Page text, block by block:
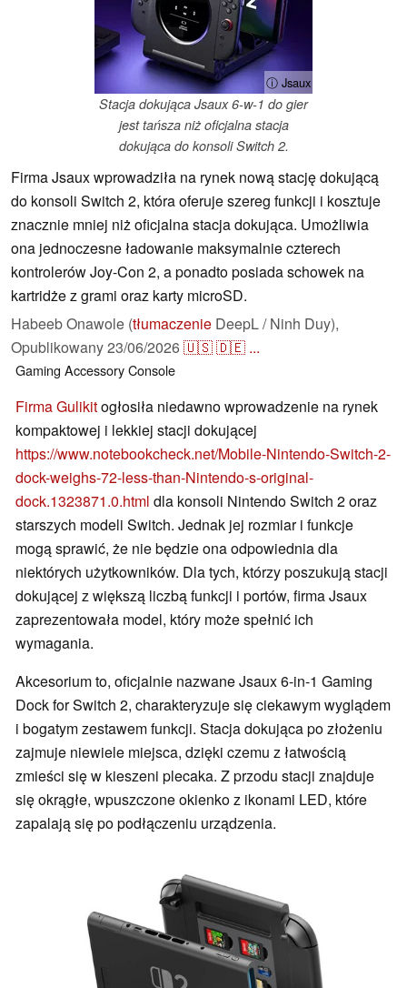
ⓘ Jsaux
Stacja dokująca Jsaux 6-w-1 do gier
jest tańsza niż oficjalna stacja
dokująca do konsoli Switch 2.
Firma Jsaux wprowadziła na rynek nową stację dokującą
do konsoli Switch 2, która oferuje szereg funkcji i kosztuje
znacznie mniej niż oficjalna stacja dokująca. Umożliwia
ona jednoczesne ładowanie maksymalnie czterech
kontrolerów Joy-Con 2, a ponadto posiada schowek na
kartridże z grami oraz karty microSD.
Habeeb Onawole (tłumaczenie DeepL / Ninh Duy),
Opublikowany23/06/2026🇺🇸🇩🇪 ...
Gaming AccessoryConsole
Firma Gulikitogłosiła niedawno wprowadzenie na rynek
kompaktowej i lekkiej stacji dokującej
https://www.notebookcheck.net/Mobile-Nintendo-Switch-2-
dock-weighs-72-less-than-Nintendo-s-original-
dock.1323871.0.html dla konsoli Nintendo Switch 2 oraz
starszych modeli Switch. Jednak jej rozmiar i funkcje
mogą sprawić, że nie będzie ona odpowiednia dla
niektórych użytkowników. Dla tych, którzy poszukują stacji
dokującej z większą liczbą funkcji i portów, firma Jsaux
zaprezentowała model, który może spełnić ich
wymagania.
Akcesorium to, oficjalnie nazwane Jsaux 6-in-1 Gaming
Dock for Switch 2, charakteryzuje się ciekawym wyglądem
i bogatym zestawem funkcji. Stacja dokująca po złożeniu
zajmuje niewiele miejsca, dzięki czemu z łatwością
zmieści się w kieszeni plecaka. Z przodu stacji znajduje
się okrągłe, wpuszczone okienko z ikonami LED, które
zapalają się po podłączeniu urządzenia.